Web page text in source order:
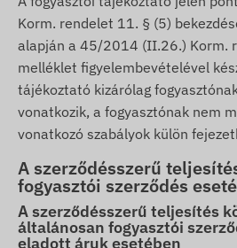
Korm. rendelet 11. § (5)
alapján a 45/2014 (II.26.) Korm.
melléklet figyelembevételével
tájékoztató kizárólag
vonatkozik, a fogyasztónak nem
vonatkozó szabályok külön
A szerződésszerű
fogyasztói szerződés
A szerződésszerű teljesítés
általánosan fogyasztói
eladott áruk esetében